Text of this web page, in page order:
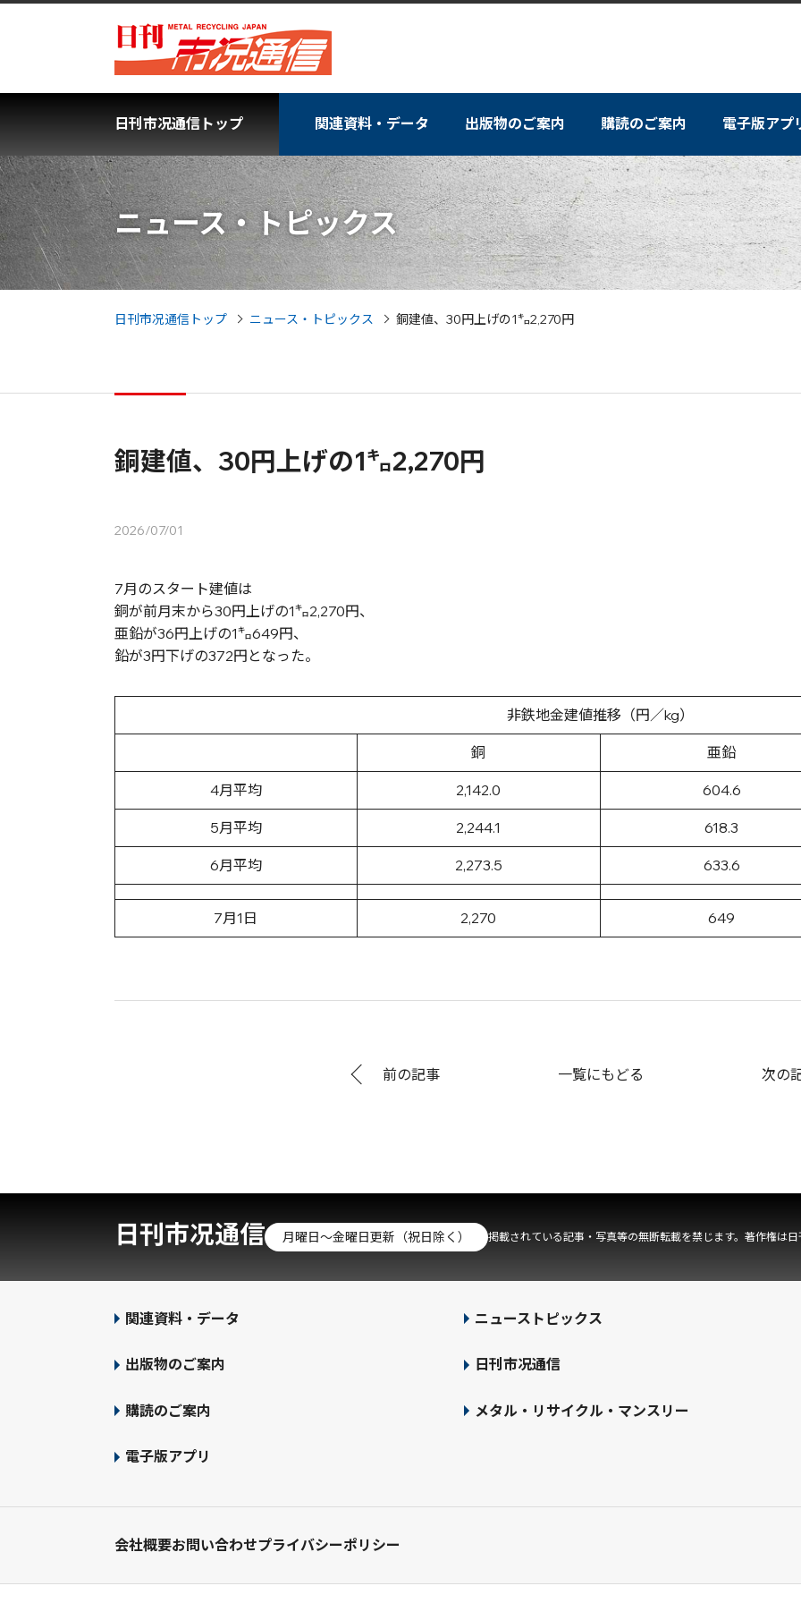
日刊市况通信トップ 関連資料・データ 出版物のご案内 購読のご案内 電子版アプ
ニュース・トピックス
日刊市况通信トップ ニュース・トピックス 銅建値、30円上げの1㌔2,270円
銅建値、30円上げの1㌔2,270円
2026/07/01
7月のスタート建値は
銅が前月末から30円上げの1㌔2,270円、
亜鉛が36円上げの1㌔649円、
鉛が3円下げの372円となった。
非鉄地金建値推移（円／kg）
銅 亜鉛
4月平均 2,142.0 604.6
5月平均 2,244.1 618.3
6月平均 2,273.5 633.6
7月1日 2,270 649
前の記事 一覧にもどる 次の
日刊市况通信 月曜日～金曜日更新（祝日除く） 掲載されている記事・写真等の無断転載を禁じます。著作権は日
関連資料・データ
出版物のご案内
購読のご案内
電子版アプリ
ニューストピックス
日刊市况通信
メタル・リサイクル・マンスリー
会社概要お問い合わせプライバシーポリシー